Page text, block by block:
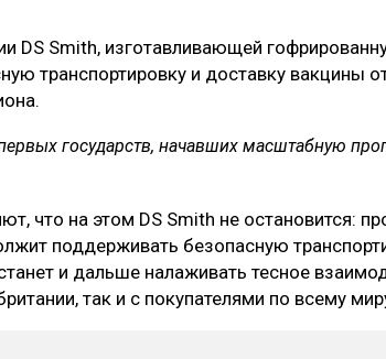
МЕБЕЛЬНОЕ ПРОИЗВОДСТВО
DS Smith, изготавливающей
транспортировку и доставку вакцины
государств, начавших масштабную
что на этом DS Smith не остановится:
поддерживать безопасную
и дальше налаживать тесное
так и с покупателями по всему